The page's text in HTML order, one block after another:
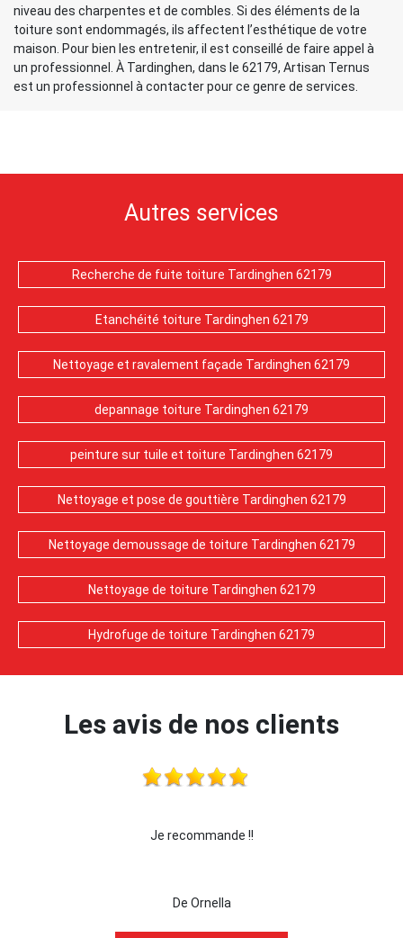
niveau des charpentes et de combles. Si des éléments de la
toiture sont endommagés, ils affectent l’esthétique de votre
maison. Pour bien les entretenir, il est conseillé de faire appel à
un professionnel. À Tardinghen, dans le 62179, Artisan Ternus
est un professionnel à contacter pour ce genre de services.
Autres services
Recherche de fuite toiture Tardinghen 62179
Etanchéité toiture Tardinghen 62179
Nettoyage et ravalement façade Tardinghen 62179
depannage toiture Tardinghen 62179
peinture sur tuile et toiture Tardinghen 62179
Nettoyage et pose de gouttière Tardinghen 62179
Nettoyage demoussage de toiture Tardinghen 62179
Nettoyage de toiture Tardinghen 62179
Hydrofuge de toiture Tardinghen 62179
Les avis de nos clients
Je recommande !!
De Ornella